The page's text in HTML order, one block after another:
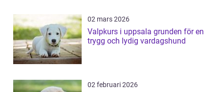
02 mars 2026
Valpkurs i uppsala grunden för en
trygg och lydig vardagshund
02 februari 2026